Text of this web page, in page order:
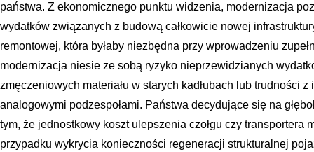
państwa. Z ekonomicznego punktu widzenia, modernizacja
wydatków związanych z budową całkowicie nowej
remontowej, która byłaby niezbędna przy wprowadzeniu
modernizacja niesie ze sobą ryzyko nieprzewidzianych
zmęczeniowych materiału w starych kadłubach lub trudności
analogowymi podzespołami. Państwa decydujące się na
tym, że jednostkowy koszt ulepszenia czołgu czy transportera
przypadku wykrycia konieczności regeneracji strukturalnej